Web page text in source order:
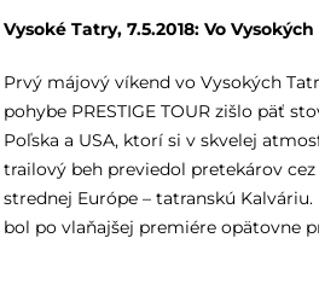
Vysoké Tatry, 7.5.2018: Vo
Prvý májový víkend vo Vysokých
pohybe PRESTIGE TOUR zišlo päť
Poľska a USA, ktorí si v skvelej
trailový beh previedol pretekárov
strednej Európe – tatranskú
bol po vlaňajšej premiére opätovne